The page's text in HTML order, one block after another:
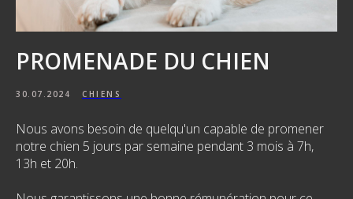
PROMENADE DU CHIEN
30.07.2024 CHIENS
Nous avons besoin de quelqu'un capable de promener
notre chien 5 jours par semaine pendant 3 mois à 7h,
13h et 20h.